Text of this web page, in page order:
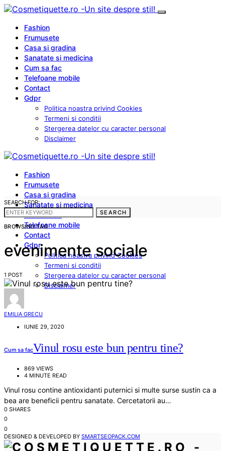
Fashion
Frumusete
Casa si gradina
Sanatate si medicina
Cum sa fac
Telefoane mobile
Contact
Gdpr
Politica noastra privind Cookies
Termeni si conditii
Stergerea datelor cu caracter personal
Disclaimer
Fashion
Frumusete
Casa si gradina
Sanatate si medicina
Cum sa fac
Telefoane mobile
Contact
Gdpr
Politica noastra privind Cookies
Termeni si conditii
Stergerea datelor cu caracter personal
Disclaimer
SEARCH FOR:
SEARCH
BROWSING TAG
evenimente sociale
1 POST
EMILIA GRECU
IUNIE 29, 2020
Cum sa facVinul rosu este bun pentru tine?
869 VIEWS
4 MINUTE READ
Vinul rosu contine antioxidanti puternici si multe surse sustin ca a
bea are beneficii pentru sanatate. Cercetatorii au…
0 SHARES
0
0
DESIGNED & DEVELOPED BY SMARTSEOPACK.COM